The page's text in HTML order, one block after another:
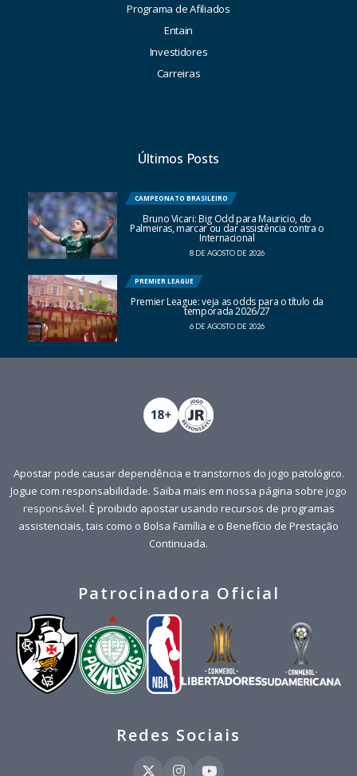
Programa de Afiliados
Entain
Investidores
Carreiras
Últimos Posts
CAMPEONATO BRASILEIRO
Bruno Vicari: Big Odd para Mauricio, do
Palmeiras, marcar ou dar assistência contra o
Internacional
8 DE AGOSTO DE 2026
PREMIER LEAGUE
Premier League: veja as odds para o título da
temporada 2026/27
6 DE AGOSTO DE 2026
Apostar pode causar dependência e transtornos do jogo patológico.
Jogue com responsabilidade. Saiba mais em nossa página sobre jogo
responsável. É proibido apostar usando recursos de programas
assistenciais, tais como o Bolsa Família e o Benefício de Prestação
Continuada.
Patrocinadora Oficial
Redes Sociais